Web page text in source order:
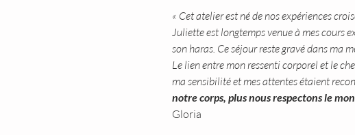
« Cet atelier est né de nos expériences
Juliette est longtemps venue à mes cours
son haras. Ce séjour reste gravé dans ma
Le lien entre mon ressenti corporel et le
ma sensibilité et mes attentes étaient
notre corps, plus nous respectons le
Gloria